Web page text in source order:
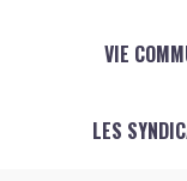
VIE
LES